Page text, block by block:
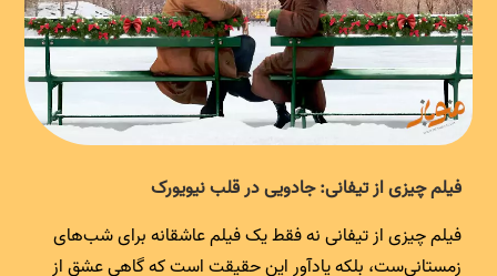
فیلم چیزی از تیفانی: جادویی در قلب نیویورک
فیلم چیزی از تیفانی نه فقط یک فیلم عاشقانه برای شب‌های
زمستانی‌ست، بلکه یادآور این حقیقت است که گاهی عشق از